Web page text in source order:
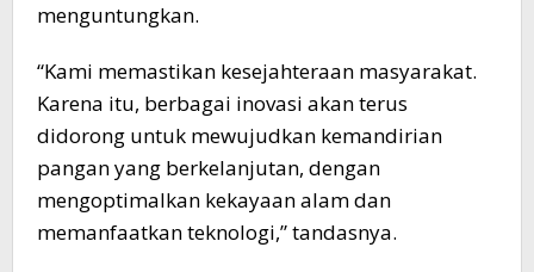
menguntungkan.
“Kami memastikan kesejahteraan masyarakat.
Karena itu, berbagai inovasi akan terus
didorong untuk mewujudkan kemandirian
pangan yang berkelanjutan, dengan
mengoptimalkan kekayaan alam dan
memanfaatkan teknologi,” tandasnya.